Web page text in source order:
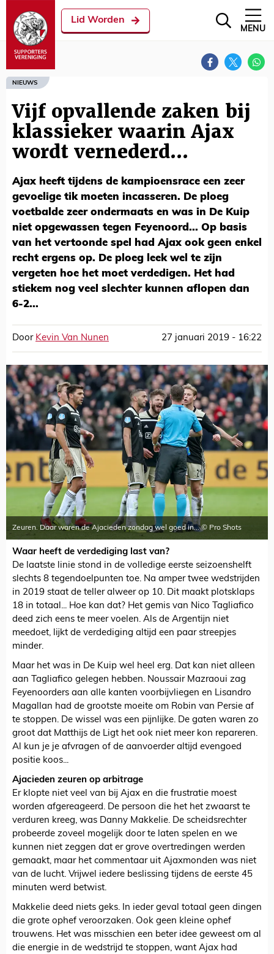
Lid Worden
MENU
NIEUWS
Vijf opvallende zaken bij
klassieker waarin Ajax
wordt vernederd...
Ajax heeft tijdens de kampioensrace een zeer
gevoelige tik moeten incasseren. De ploeg
voetbalde zeer ondermaats en was in De Kuip
niet opgewassen tegen Feyenoord... Op basis
van het vertoonde spel had Ajax ook geen enkel
recht ergens op. De ploeg leek wel te zijn
vergeten hoe het moet verdedigen. Het had
stiekem nog veel slechter kunnen aflopen dan
6-2...
Door Kevin Van Nunen 27 januari 2019 - 16:22
Zeuren. Daar waren de Ajacieden zondag wel goed in... © Pro Shots
Waar heeft de verdediging last van?
De laatste linie stond in de volledige eerste seizoenshelft
slechts 8 tegendoelpunten toe. Na amper twee wedstrijden
in 2019 staat de teller alweer op 10. Dit maakt plotsklaps
18 in totaal... Hoe kan dat? Het gemis van Nico Tagliafico
deed zich eens te meer voelen. Als de Argentijn niet
meedoet, lijkt de verdediging altijd een paar streepjes
minder.
Maar het was in De Kuip wel heel erg. Dat kan niet alleen
aan Tagliafico gelegen hebben. Noussair Mazraoui zag
Feyenoorders aan alle kanten voorbijvliegen en Lisandro
Magallan had de grootste moeite om Robin van Persie af
te stoppen. De wissel was een pijnlijke. De gaten waren zo
groot dat Matthijs de Ligt het ook niet meer kon repareren.
Al kun je je afvragen of de aanvoerder altijd evengoed
positie koos...
Ajacieden zeuren op arbitrage
Er klopte niet veel van bij Ajax en die frustratie moest
worden afgereageerd. De persoon die het het zwaarst te
verduren kreeg, was Danny Makkelie. De scheidsrechter
probeerde zoveel mogelijk door te laten spelen en we
kunnen niet zeggen dat er grove overtredingen werden
gemaakt, maar het commentaar uit Ajaxmonden was niet
van de lucht. Vrijwel iedere beslissing tijdens de eerste 45
minuten werd betwist.
Makkelie deed niets geks. In ieder geval totaal geen dingen
die grote ophef veroorzaken. Ook geen kleine ophef
trouwens. Het was misschien een beter idee geweest om al
die energie in de wedstrijd te stoppen, want Ajax had